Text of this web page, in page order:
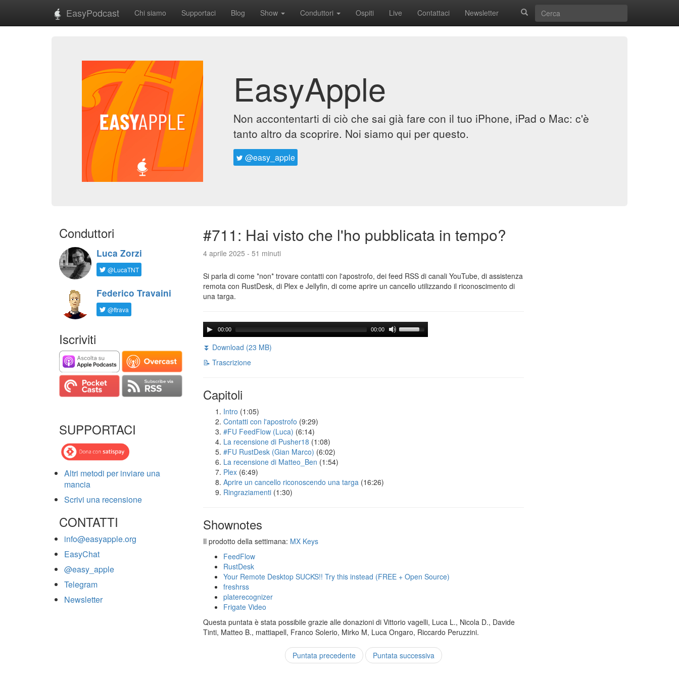
EasyPodcast Chi siamo Supportaci Blog Show Conduttori Ospiti Live Contattaci Newsletter
EasyApple
Non accontentarti di ciò che sai già fare con il tuo iPhone, iPad o Mac: c'è
tanto altro da scoprire. Noi siamo qui per questo.
@easy_apple
Conduttori
Luca Zorzi
@LucaTNT
Federico Travaini
@ftrava
Iscriviti
SUPPORTACI
Altri metodi per inviare una
mancia
Scrivi una recensione
CONTATTI
info@easyapple.org
EasyChat
@easy_apple
Telegram
Newsletter
#711: Hai visto che l'ho pubblicata in tempo?
4 aprile 2025 - 51 minuti
Si parla di come *non* trovare contatti con l'apostrofo, dei feed RSS di canali YouTube, di assistenza
remota con RustDesk, di Plex e Jellyfin, di come aprire un cancello utilizzando il riconoscimento di
una targa.
00:00 00:00
⏬ Download (23 MB)
📝 Trascrizione
Capitoli
Intro (1:05)
Contatti con l'apostrofo (9:29)
#FU FeedFlow (Luca) (6:14)
La recensione di Pusher18 (1:08)
#FU RustDesk (Gian Marco) (6:02)
La recensione di Matteo_Ben (1:54)
Plex (6:49)
Aprire un cancello riconoscendo una targa (16:26)
Ringraziamenti (1:30)
Shownotes
Il prodotto della settimana: MX Keys
FeedFlow
RustDesk
Your Remote Desktop SUCKS!! Try this instead (FREE + Open Source)
freshrss
platerecognizer
Frigate Video
Questa puntata è stata possibile grazie alle donazioni di Vittorio vagelli, Luca L., Nicola D., Davide
Tinti, Matteo B., mattiapell, Franco Solerio, Mirko M, Luca Ongaro, Riccardo Peruzzini.
Puntata precedente Puntata successiva